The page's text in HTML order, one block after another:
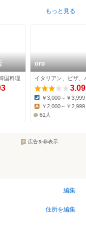
もっと見る
国料理
oro
イタリアン、ピザ、
3.09
Dinner:
￥3,000～￥3,999
Lunch:
￥2,000～￥2,999
61人
広告を非表示
編集
住所を編集